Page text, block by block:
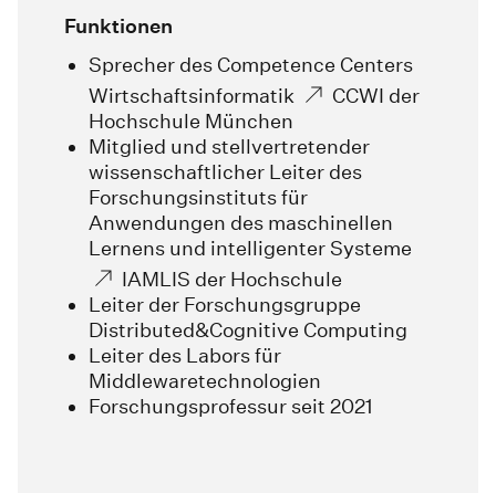
Funktionen
Sprecher des Competence Centers
Wirtschaftsinformatik
CCWI der
Hochschule München
Mitglied und stellvertretender
wissenschaftlicher Leiter des
Forschungsinstituts für
Anwendungen des maschinellen
Lernens und intelligenter Systeme
IAMLIS der Hochschule
Leiter der Forschungsgruppe
Distributed&Cognitive Computing
Leiter des Labors für
Middlewaretechnologien
Forschungsprofessur seit 2021